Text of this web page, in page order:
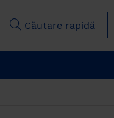
Căutare rapidă